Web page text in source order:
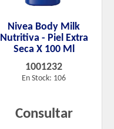
Nivea Body Milk
Nutritiva - Piel Extra
Seca X 100 Ml
1001232
En Stock: 106
Consultar